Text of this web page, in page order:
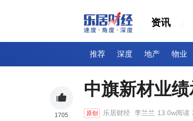
资讯
推荐 深度 地产 物业
中旗新材业
原创 乐居财经 李兰兰 13.0w阅读
1705